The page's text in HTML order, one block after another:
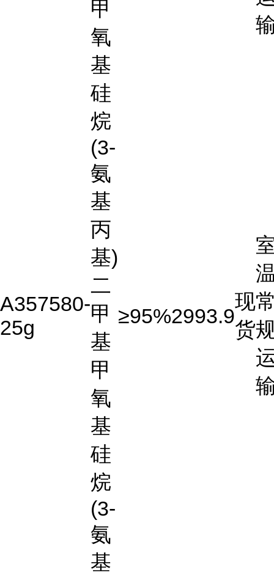
甲
氧
基
硅
烷
A357580-
25g
(3-
氨
基
丙
基)
二
甲
基
甲
氧
基
硅
烷
≥95%2993.9
现
货
(3-
氨
基